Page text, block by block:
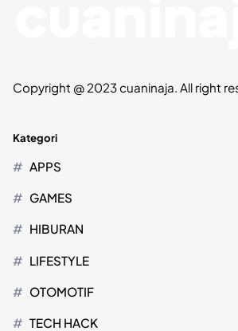
Copyright @ 2023 cuaninaja. All right
Kategori
APPS
GAMES
HIBURAN
LIFESTYLE
OTOMOTIF
TECH HACK